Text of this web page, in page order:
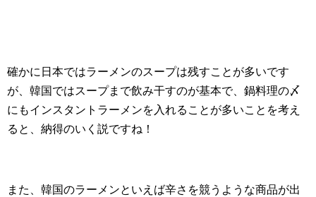
確かに日本ではラーメンのスープは残すことが多いです
が、韓国ではスープまで飲み干すのが基本で、鍋料理の〆
にもインスタントラーメンを入れることが多いことを考え
ると、納得のいく説ですね！
また、韓国のラーメンといえば辛さを競うような商品が出